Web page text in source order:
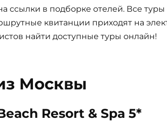
ссылки в подборке отелей. Все
квитанции приходят на
найти доступные туры онлайн!
Москвы
Resort & Spa 5*